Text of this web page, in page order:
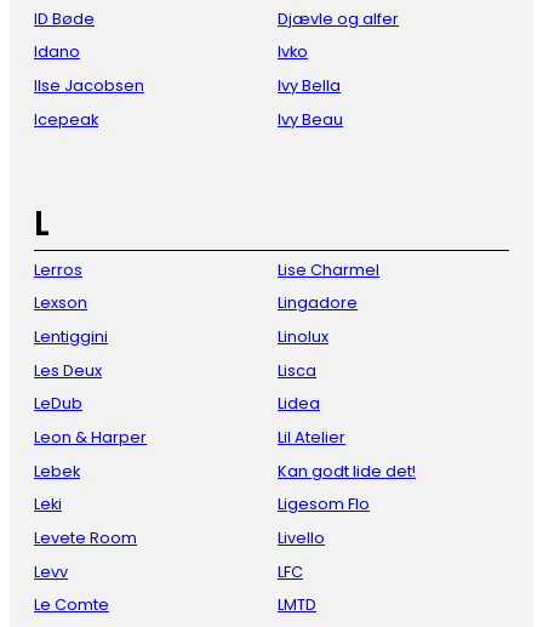
ID Bøde
Idano
Ilse Jacobsen
Icepeak
Djævle og alfer
Ivko
Ivy Bella
Ivy Beau
L
Lerros
Lexson
Lentiggini
Les Deux
LeDub
Leon & Harper
Lebek
Leki
Levete Room
Levv
Le Comte
Lise Charmel
Lingadore
Linolux
Lisca
Lidea
Lil Atelier
Kan godt lide det!
Ligesom Flo
Livello
LFC
LMTD